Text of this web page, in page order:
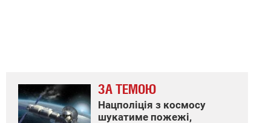
ЗА ТЕМОЮ
Нацполіція з космосу
шукатиме пожежі,